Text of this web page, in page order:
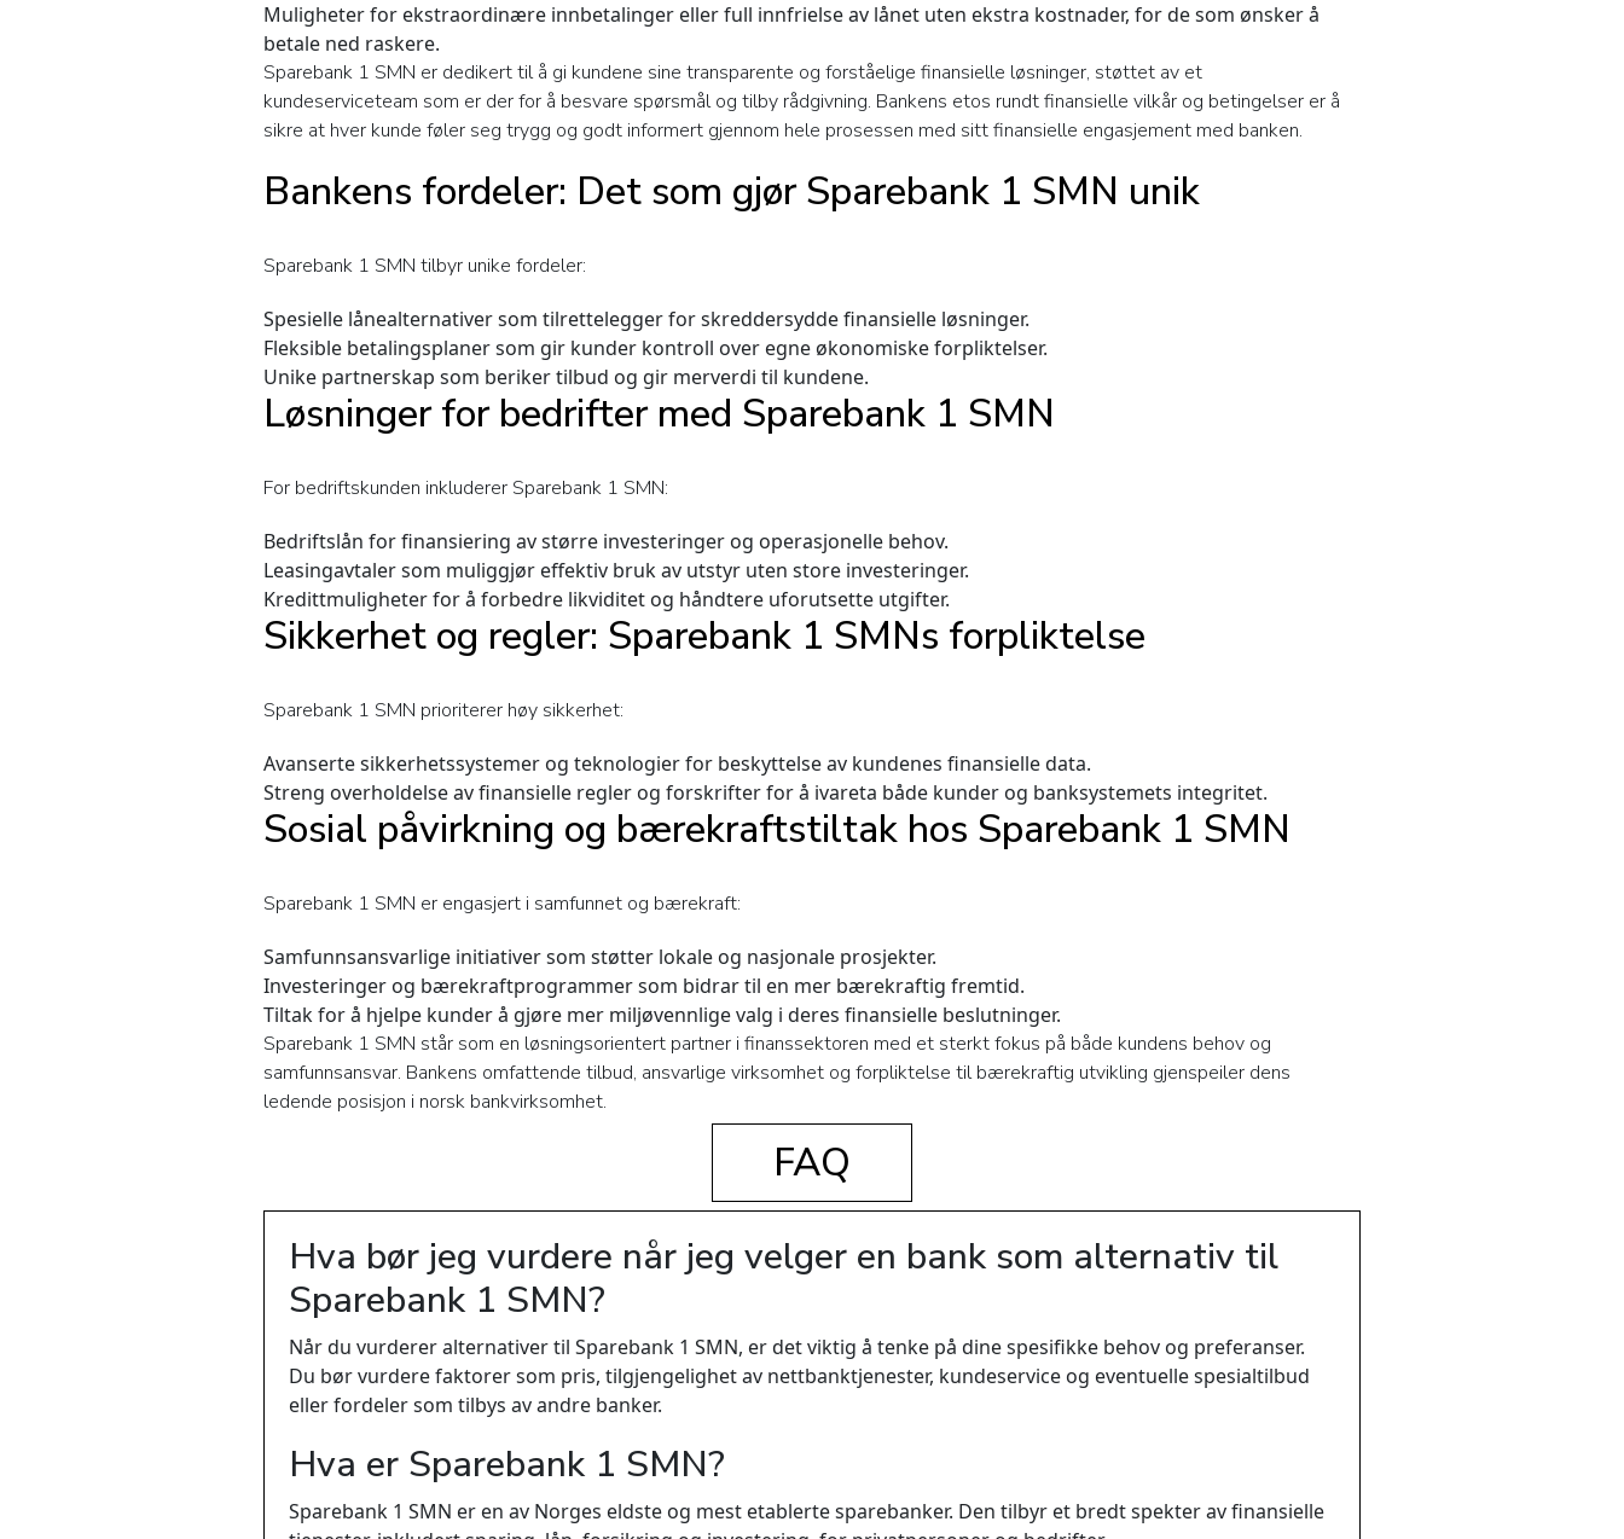
Muligheter for ekstraordinære innbetalinger eller full innfrielse av lånet uten ekstra kostnader, for de som ønsker å
betale ned raskere.
Sparebank 1 SMN er dedikert til å gi kundene sine transparente og forståelige finansielle løsninger, støttet av et
kundeserviceteam som er der for å besvare spørsmål og tilby rådgivning. Bankens etos rundt finansielle vilkår og betingelser er å
sikre at hver kunde føler seg trygg og godt informert gjennom hele prosessen med sitt finansielle engasjement med banken.
Bankens fordeler: Det som gjør Sparebank 1 SMN unik
Sparebank 1 SMN tilbyr unike fordeler:
Spesielle lånealternativer som tilrettelegger for skreddersydde finansielle løsninger.
Fleksible betalingsplaner som gir kunder kontroll over egne økonomiske forpliktelser.
Unike partnerskap som beriker tilbud og gir merverdi til kundene.
Løsninger for bedrifter med Sparebank 1 SMN
For bedriftskunden inkluderer Sparebank 1 SMN:
Bedriftslån for finansiering av større investeringer og operasjonelle behov.
Leasingavtaler som muliggjør effektiv bruk av utstyr uten store investeringer.
Kredittmuligheter for å forbedre likviditet og håndtere uforutsette utgifter.
Sikkerhet og regler: Sparebank 1 SMNs forpliktelse
Sparebank 1 SMN prioriterer høy sikkerhet:
Avanserte sikkerhetssystemer og teknologier for beskyttelse av kundenes finansielle data.
Streng overholdelse av finansielle regler og forskrifter for å ivareta både kunder og banksystemets integritet.
Sosial påvirkning og bærekraftstiltak hos Sparebank 1 SMN
Sparebank 1 SMN er engasjert i samfunnet og bærekraft:
Samfunnsansvarlige initiativer som støtter lokale og nasjonale prosjekter.
Investeringer og bærekraftprogrammer som bidrar til en mer bærekraftig fremtid.
Tiltak for å hjelpe kunder å gjøre mer miljøvennlige valg i deres finansielle beslutninger.
Sparebank 1 SMN står som en løsningsorientert partner i finanssektoren med et sterkt fokus på både kundens behov og
samfunnsansvar. Bankens omfattende tilbud, ansvarlige virksomhet og forpliktelse til bærekraftig utvikling gjenspeiler dens
ledende posisjon i norsk bankvirksomhet.
FAQ
Hva bør jeg vurdere når jeg velger en bank som alternativ til
Sparebank 1 SMN?
Når du vurderer alternativer til Sparebank 1 SMN, er det viktig å tenke på dine spesifikke behov og preferanser.
Du bør vurdere faktorer som pris, tilgjengelighet av nettbanktjenester, kundeservice og eventuelle spesialtilbud
eller fordeler som tilbys av andre banker.
Hva er Sparebank 1 SMN?
Sparebank 1 SMN er en av Norges eldste og mest etablerte sparebanker. Den tilbyr et bredt spekter av finansielle